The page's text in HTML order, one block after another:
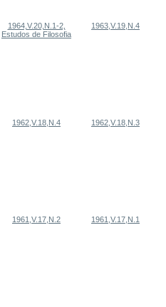
1964,V.20,N.1-2,
Estudos de Filosofia
1963,V.19,N.4
1962,V.18,N.4 1962,V.18,N.3
1961,V.17,N.2 1961,V.17,N.1